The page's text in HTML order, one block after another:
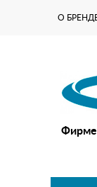
О БРЕНДЕ